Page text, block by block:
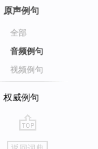
原声例句
全部
音频例句
视频例句
权威例句
go